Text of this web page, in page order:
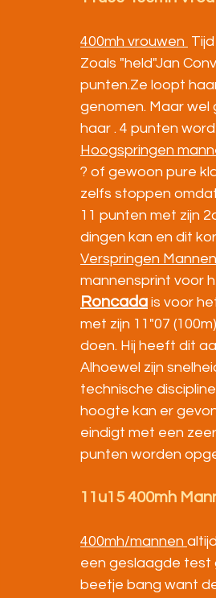
400mh vrouwen
Zoals "held"Jan
punten.Ze loopt
genomen. Maar wel
haar . 4 punten
Hoogspringen
? of gewoon pure
zelfs stoppen
11 punten met zijn
dingen kan en dit
Verspringen
mannensprint voor
Roncada is voor
met zijn 11"07
doen. Hij heeft dit
Alhoewel zijn
technische
hoogte kan er
eindigt met een
punten worden
11u15 400mh
400mh/mannen
een geslaagde test
beetje bang want